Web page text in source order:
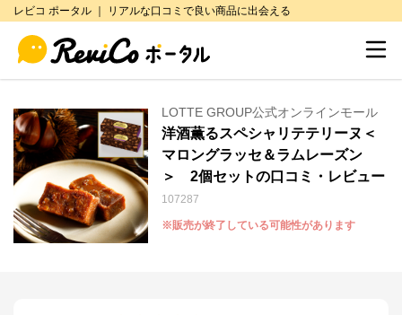
レビコ ポータル ｜ リアルな口コミで良い商品に出会える
LOTTE GROUP公式オンラインモール
洋酒薫るスペシャリテテリーヌ＜
マロングラッセ＆ラムレーズン
＞ 2個セットの口コミ・レビュー
107287
※販売が終了している可能性があります